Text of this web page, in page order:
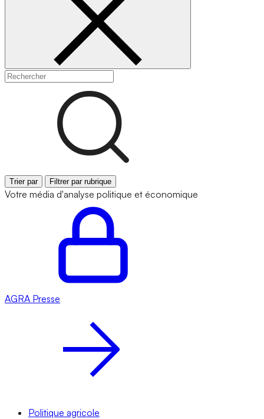
Trier par Filtrer par rubrique
Votre média d'analyse politique et économique
AGRA Presse
Politique agricole